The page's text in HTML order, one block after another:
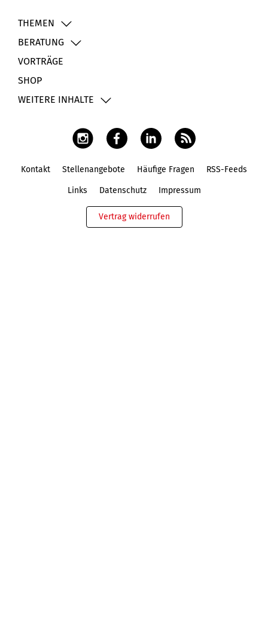
THEMEN
BERATUNG
VORTRÄGE
SHOP
WEITERE INHALTE
Kontakt Stellenangebote Häufige Fragen RSS-Feeds
Links Datenschutz Impressum
Vertrag widerrufen